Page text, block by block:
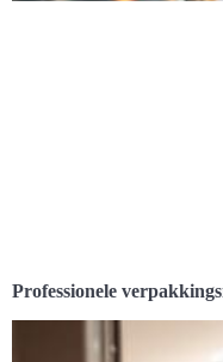
Professionele